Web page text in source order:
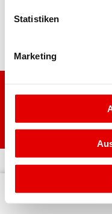
Statistiken
Marketing